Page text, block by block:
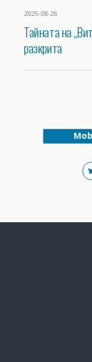
2025-08-26
Тайната на
разкрита